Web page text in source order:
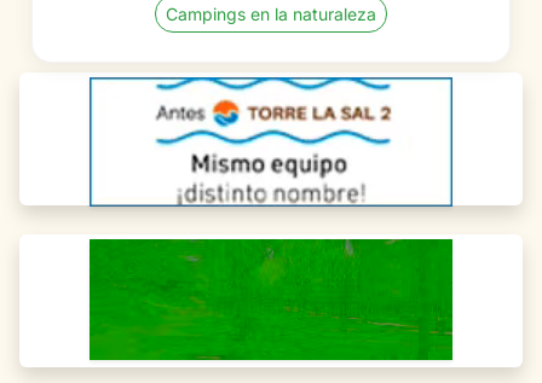
Campings en la naturaleza